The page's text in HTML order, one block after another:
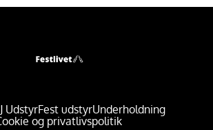
UdstyrFest udstyrUnderholdning
og privatlivspolitik